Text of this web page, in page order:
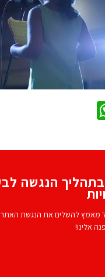
הנגשה
מאמץ להשלים את הנגשת
אלינו!